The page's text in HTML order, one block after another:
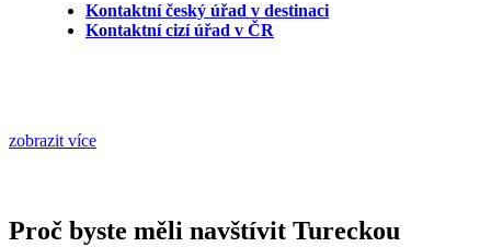
Kontaktní český úřad v destinaci
Kontaktní cizí úřad v ČR
zobrazit více
Proč byste měli navštívit Tureckou